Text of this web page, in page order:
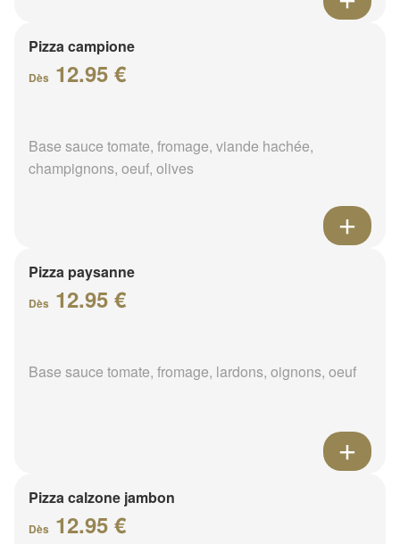
Pizza campione
Dès 12.95 €
Base sauce tomate, fromage, viande hachée,
champignons, oeuf, olives
Pizza paysanne
Dès 12.95 €
Base sauce tomate, fromage, lardons, oignons, oeuf
Pizza calzone jambon
Dès 12.95 €